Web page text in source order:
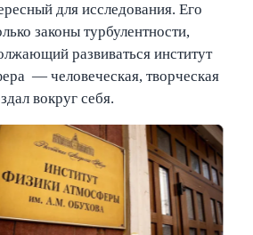
для исследования. Его
законы турбулентности,
развиваться институт
— человеческая, творческая
вокруг себя.